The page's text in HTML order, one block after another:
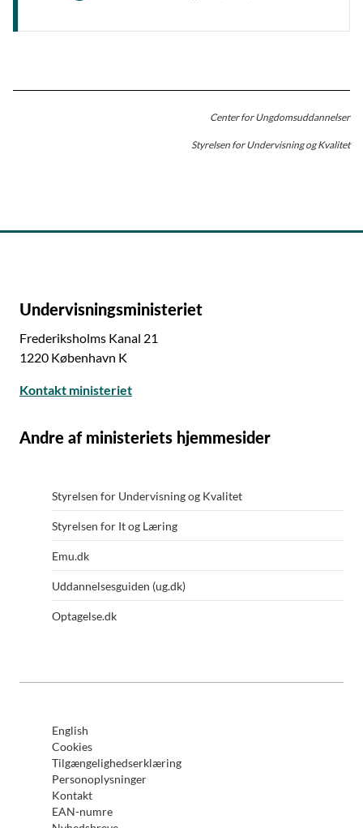
Center for Ungdomsuddannelser
Styrelsen for Undervisning og Kvalitet
Undervisningsministeriet
Frederiksholms Kanal 21
1220 København K
Kontakt ministeriet
Andre af ministeriets hjemmesider
Styrelsen for Undervisning og Kvalitet
Styrelsen for It og Læring
Emu.dk
Uddannelsesguiden (ug.dk)
Optagelse.dk
English
Cookies
Tilgængelighedserklæring
Personoplysninger
Kontakt
EAN-numre